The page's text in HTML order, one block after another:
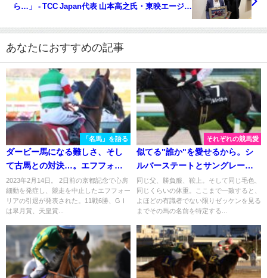
ら…」 - TCC Japan代表 山本高之氏・東映エージエ
あなたにおすすめの記事
「名馬」を語る
ダービー馬になる難しさ、そし
て古馬との対決…。エフフォー
リアの現役時代を振り返る。
2023年2月14日。 2日前の京都記念で心房
細動を発症し、競走を中止したエフフォー
リアの引退が発表された。11戦6勝、GⅠ
は皐月賞、天皇賞...
それぞれの競馬愛
似てる"誰か"を愛せるから。シ
ルバーステートとサングレーザ
ー。
同じ父、勝負服、鞍上。そして同じ毛色、
同じくらいの体重。ここまで一致すると、
よほどの有識者でない限りゼッケンを見る
までその馬の名前を特定する...